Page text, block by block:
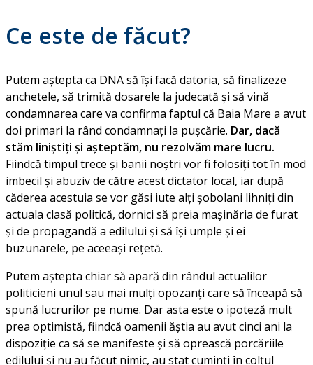
Ce este de făcut?
Putem aștepta ca DNA să își facă datoria, să finalizeze
anchetele, să trimită dosarele la judecată și să vină
condamnarea care va confirma faptul că Baia Mare a avut
doi primari la rând condamnați la pușcărie. Dar, dacă
stăm liniștiți și așteptăm, nu rezolvăm mare lucru.
Fiindcă timpul trece și banii noștri vor fi folosiți tot în mod
imbecil și abuziv de către acest dictator local, iar după
căderea acestuia se vor găsi iute alți șobolani lihniți din
actuala clasă politică, dornici să preia mașinăria de furat
și de propagandă a edilului și să își umple și ei
buzunarele, pe aceeași rețetă.
Putem aștepta chiar să apară din rândul actualilor
politicieni unul sau mai mulți opozanți care să înceapă să
spună lucrurilor pe nume. Dar asta este o ipoteză mult
prea optimistă, fiindcă oamenii ăștia au avut cinci ani la
dispoziție ca să se manifeste și să oprească porcăriile
edilului și nu au făcut nimic, au stat cuminți în colțul